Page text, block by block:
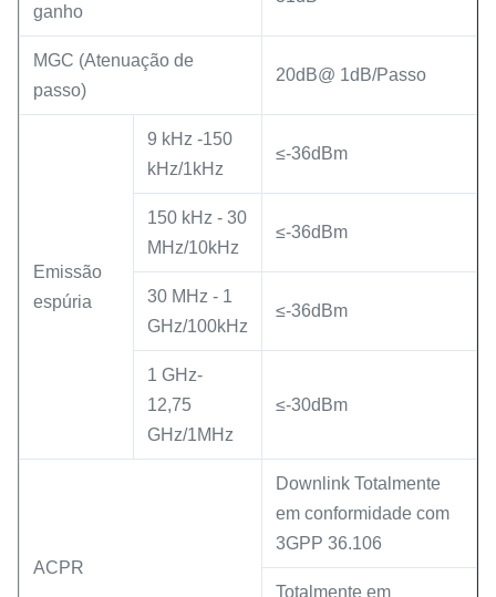
ganho
MGC (Atenuação de
passo)
20dB@ 1dB/Passo
Emissão
espúria
9 kHz -150
kHz/1kHz
≤-36dBm
150 kHz - 30
MHz/10kHz
≤-36dBm
30 MHz - 1
GHz/100kHz
≤-36dBm
1 GHz-
12,75
GHz/1MHz
≤-30dBm
ACPR
Downlink Totalmente
em conformidade com
3GPP 36.106
Totalmente em